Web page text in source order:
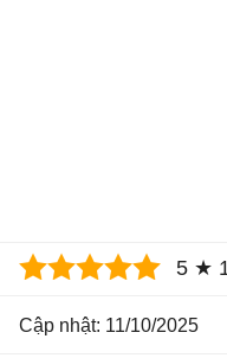
5 ★
Cập nhật: 11/10/2025